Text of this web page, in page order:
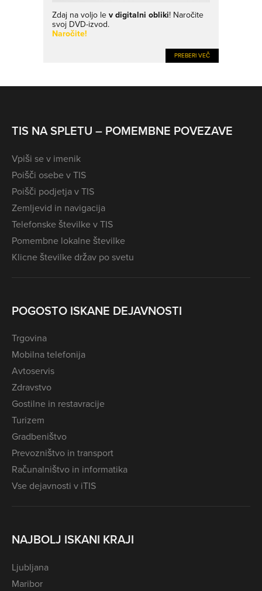
Zdaj na voljo lev digitalni obliki! Naročite
svoj DVD-izvod.
Naročite!
PREBERI VEČ
TIS NA SPLETU – POMEMBNE POVEZAVE
Vpiši se v imenik
Poišči osebe v TIS
Poišči podjetja v TIS
Zemljevid in navigacija
Telefonske številke v TIS
Pomembne lokalne številke
Klicne številke držav po svetu
POGOSTO ISKANE DEJAVNOSTI
Trgovina
Mobilna telefonija
Avtoservis
Zdravstvo
Gostilne in restavracije
Turizem
Gradbeništvo
Prevozništvo in transport
Računalništvo in informatika
Vse dejavnosti v iTIS
NAJBOLJ ISKANI KRAJI
Ljubljana
Maribor